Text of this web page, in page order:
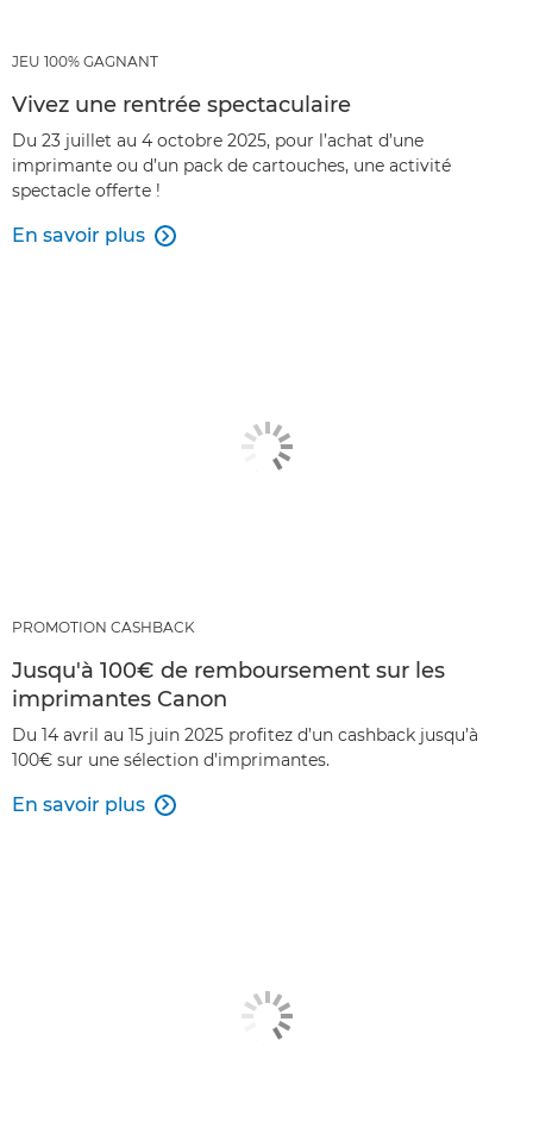
JEU 100% GAGNANT
Vivez une rentrée spectaculaire
Du 23 juillet au 4 octobre 2025, pour l’achat d’une
imprimante ou d’un pack de cartouches, une activité
spectacle offerte !
En savoir plus 
PROMOTION CASHBACK
Jusqu'à 100€ de remboursement sur les
imprimantes Canon
Du 14 avril au 15 juin 2025 profitez d’un cashback jusqu’à
100€ sur une sélection d’imprimantes.
En savoir plus 